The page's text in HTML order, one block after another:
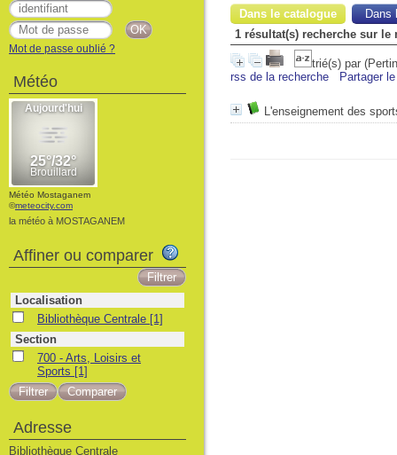
Dans le catalogue
Dans
1 résultat(s) recherche sur
trié(s) par
rss de la recherche
Partager
L'enseignement des
Mot de passe oublié ?
Météo
Météo Mostaganem
©meteocity.com
la météo à MOSTAGANEM
Affiner ou comparer
Localisation
Bibliothèque Centrale [1]
Section
700 - Arts, Loisirs et
Sports [1]
Adresse
Bibliothèque Centrale